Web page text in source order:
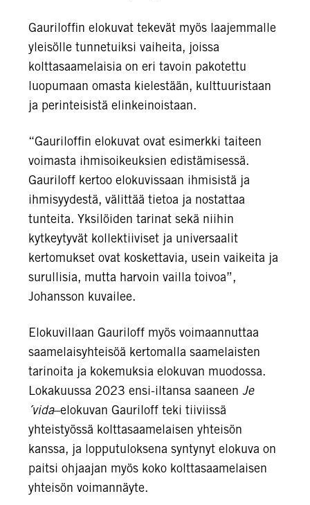
Gauriloffin elokuvat tekevät myös laajemmalle
yleisölle tunnetuiksi vaiheita, joissa
kolttasaamelaisia on eri tavoin pakotettu
luopumaan omasta kielestään, kulttuuristaan
ja perinteisistä elinkeinoistaan.
“Gauriloffin elokuvat ovat esimerkki taiteen
voimasta ihmisoikeuksien edistämisessä.
Gauriloff kertoo elokuvissaan ihmisistä ja
ihmisyydestä, välittää tietoa ja nostattaa
tunteita. Yksilöiden tarinat sekä niihin
kytkeytyvät kollektiiviset ja universaalit
kertomukset ovat koskettavia, usein vaikeita ja
surullisia, mutta harvoin vailla toivoa”,
Johansson kuvailee.
Elokuvillaan Gauriloff myös voimaannuttaa
saamelaisyhteisöä kertomalla saamelaisten
tarinoita ja kokemuksia elokuvan muodossa.
Lokakuussa 2023 ensi-iltansa saaneen Je
´vida–elokuvan Gauriloff teki tiiviissä
yhteistyössä kolttasaamelaisen yhteisön
kanssa, ja lopputuloksena syntynyt elokuva on
paitsi ohjaajan myös koko kolttasaamelaisen
yhteisön voimannäyte.